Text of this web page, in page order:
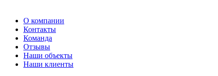
О компании
Контакты
Команда
Отзывы
Наши объекты
Наши клиенты